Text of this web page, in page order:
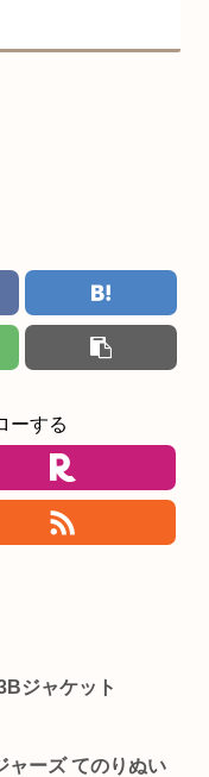
ーする
ジャケット
ャーズ てのりぬい